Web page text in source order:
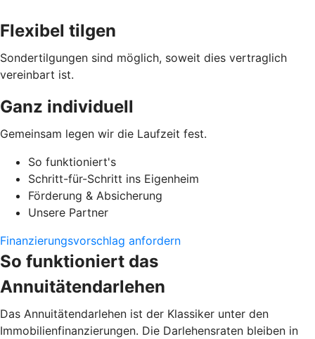
Flexibel tilgen
Sondertilgungen sind möglich, soweit dies vertraglich
vereinbart ist.
Ganz individuell
Gemeinsam legen wir die Laufzeit fest.
So funktioniert's
Schritt-für-Schritt ins Eigenheim
Förderung & Absicherung
Unsere Partner
Finanzierungsvorschlag anfordern
So funktioniert das
Annuitätendarlehen
Das Annuitätendarlehen ist der Klassiker unter den
Immobilienfinanzierungen. Die Darlehensraten bleiben in